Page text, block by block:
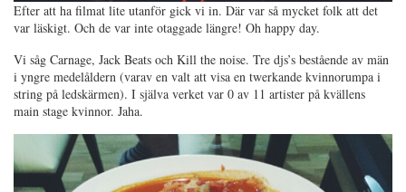
Efter att ha filmat lite utanför gick vi in. Där var så mycket folk att det
var läskigt. Och de var inte otaggade längre! Oh happy day.
Vi såg Carnage, Jack Beats och Kill the noise. Tre djs’s bestående av män
i yngre medelåldern (varav en valt att visa en twerkande kvinnorumpa i
string på ledskärmen). I själva verket var 0 av 11 artister på kvällens
main stage kvinnor. Jaha.